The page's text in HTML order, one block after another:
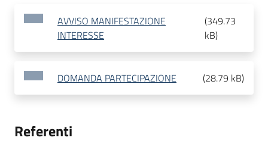
AVVISO MANIFESTAZIONE
INTERESSE
(349.73
kB)
DOMANDA PARTECIPAZIONE (28.79 kB)
Referenti